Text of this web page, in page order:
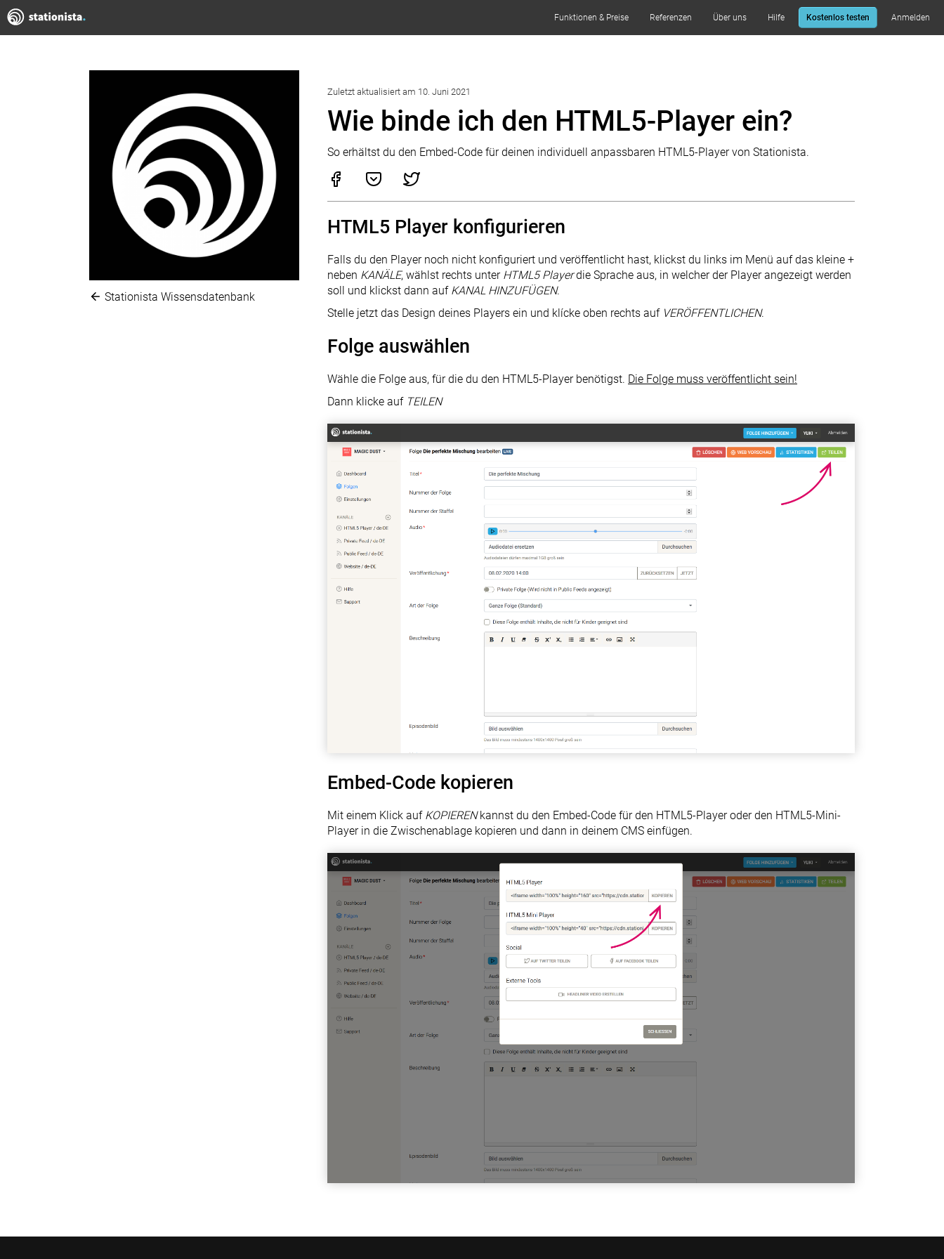
Funktionen & Preise Referenzen Über uns Hilfe Kostenlos testen Anmelden
Stationista Wissensdatenbank
Zuletzt aktualisiert am 10. Juni 2021
Wie binde ich den HTML5-Player ein?
So erhältst du den Embed-Code für deinen individuell anpassbaren HTML5-Player von Stationista.
HTML5 Player konfigurieren
Falls du den Player noch nicht konfiguriert und veröffentlicht hast, klickst du links im Menü auf das kleine +
neben KANÄLE, wählst rechts unter HTML5 Playerdie Sprache aus, in welcher der Player angezeigt werden
soll und klickst dann auf KANAL HINZUFÜGEN.
Stelle jetzt das Design deines Players ein und klícke oben rechts auf VERÖFFENTLICHEN.
Folge auswählen
Wähle die Folge aus, für die du den HTML5-Player benötigst. Die Folge muss veröffentlicht sein!
Dann klicke auf TEILEN
Embed-Code kopieren
Mit einem Klick auf KOPIERENkannst du den Embed-Code für den HTML5-Player oder den HTML5-Mini-
Player in die Zwischenablage kopieren und dann in deinem CMS einfügen.